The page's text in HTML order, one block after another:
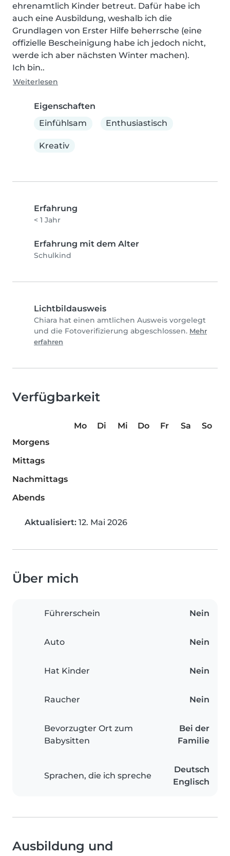
ehrenamtlich Kinder betreut. Dafür habe ich
auch eine Ausbildung, weshalb ich die
Grundlagen von Erster Hilfe beherrsche (eine
offizielle Bescheinigung habe ich jedoch nicht,
werde ich aber nächsten Winter machen).
Ich bin..
Weiterlesen
Eigenschaften
Einfühlsam
Enthusiastisch
Kreativ
Erfahrung
< 1 Jahr
Erfahrung mit dem Alter
Schulkind
Lichtbildausweis
Chiara hat einen amtlichen Ausweis vorgelegt
und die Fotoverifizierung abgeschlossen. Mehr
erfahren
Verfügbarkeit
Mo Di Mi Do Fr Sa
So
Morgens
Mittags
Nachmittags
Abends
Aktualisiert: 12. Mai 2026
Über mich
Führerschein Nein
Auto Nein
Hat Kinder Nein
Raucher Nein
Bevorzugter Ort zum
Babysitten
Bei der
Familie
Sprachen, die ich spreche
Deutsch
Englisch
Ausbildung und